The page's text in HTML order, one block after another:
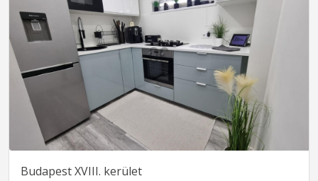
Budapest XVIII. kerület